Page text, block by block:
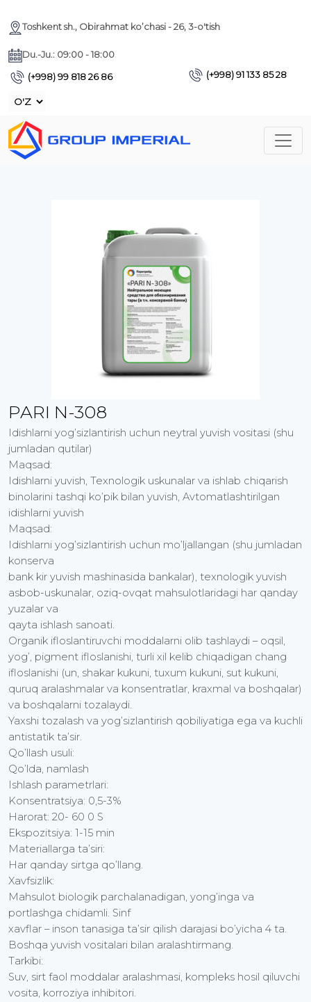
Toshkent sh., Obirahmat ko’chasi - 26, 3-o'tish
Du.-Ju.: 09:00 - 18:00
(+998) 99 818 26 86
(+998) 91 133 85 28
PARI N-308
Idishlarni yog’sizlantirish uchun neytral yuvish vositasi (shu
jumladan qutilar)
Maqsad:
Idishlarni yuvish, Texnologik uskunalar va ishlab chiqarish
binolarini tashqi ko’pik bilan yuvish, Avtomatlashtirilgan
idishlarni yuvish
Maqsad:
Idishlarni yog’sizlantirish uchun mo’ljallangan (shu jumladan
konserva
bank kir yuvish mashinasida bankalar), texnologik yuvish
asbob-uskunalar, oziq-ovqat mahsulotlaridagi har qanday
yuzalar va
qayta ishlash sanoati.
Organik ifloslantiruvchi moddalarni olib tashlaydi – oqsil,
yog’, pigment ifloslanishi, turli xil kelib chiqadigan chang
ifloslanishi (un, shakar kukuni, tuxum kukuni, sut kukuni,
quruq aralashmalar va konsentratlar, kraxmal va boshqalar)
va boshqalarni tozalaydi.
Yaxshi tozalash va yog’sizlantirish qobiliyatiga ega va kuchli
antistatik ta’sir.
Qo’llash usuli:
Qo’lda, namlash
Ishlash parametrlari:
Konsentratsiya: 0,5-3%
Harorat: 20- 60 0 S
Ekspozitsiya: 1-15 min
Materiallarga ta’siri:
Har qanday sirtga qo’llang.
Xavfsizlik:
Mahsulot biologik parchalanadigan, yong’inga va
portlashga chidamli. Sinf
xavflar – inson tanasiga ta’sir qilish darajasi bo’yicha 4 ta.
Boshqa yuvish vositalari bilan aralashtirmang.
Tarkibi:
Suv, sirt faol moddalar aralashmasi, kompleks hosil qiluvchi
vosita, korroziya inhibitori.